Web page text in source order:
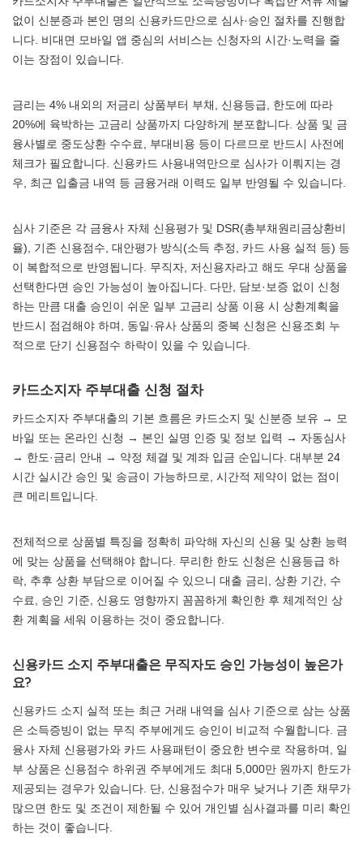
없이 신분증과 본인 명의 신용카드만으로 심사·승인 절차를 진행합
니다. 비대면 모바일 앱 중심의 서비스는 신청자의 시간·노력을 줄
이는 장점이 있습니다.
금리는 4% 내외의 저금리 상품부터 부채, 신용등급, 한도에 따라
20%에 육박하는 고금리 상품까지 다양하게 분포합니다. 상품 및 금
융사별로 중도상환 수수료, 부대비용 등이 다르므로 반드시 사전에
체크가 필요합니다. 신용카드 사용내역만으로 심사가 이뤄지는 경
우, 최근 입출금 내역 등 금융거래 이력도 일부 반영될 수 있습니다.
심사 기준은 각 금융사 자체 신용평가 및 DSR(총부채원리금상환비
율), 기존 신용점수, 대안평가 방식(소득 추정, 카드 사용 실적 등) 등
이 복합적으로 반영됩니다. 무직자, 저신용자라고 해도 우대 상품을
선택한다면 승인 가능성이 높아집니다. 다만, 담보·보증 없이 신청
하는 만큼 대출 승인이 쉬운 일부 고금리 상품 이용 시 상환계획을
반드시 점검해야 하며, 동일·유사 상품의 중복 신청은 신용조회 누
적으로 단기 신용점수 하락이 있을 수 있습니다.
카드소지자 주부대출 신청 절차
카드소지자 주부대출의 기본 흐름은 카드소지 및 신분증 보유 → 모
바일 또는 온라인 신청 → 본인 실명 인증 및 정보 입력 → 자동심사
→ 한도·금리 안내 → 약정 체결 및 계좌 입금 순입니다. 대부분 24
시간 실시간 승인 및 송금이 가능하므로, 시간적 제약이 없는 점이
큰 메리트입니다.
전체적으로 상품별 특징을 정확히 파악해 자신의 신용 및 상환 능력
에 맞는 상품을 선택해야 합니다. 무리한 한도 신청은 신용등급 하
락, 추후 상환 부담으로 이어질 수 있으니 대출 금리, 상환 기간, 수
수료, 승인 기준, 신용도 영향까지 꼼꼼하게 확인한 후 체계적인 상
환 계획을 세워 이용하는 것이 중요합니다.
신용카드 소지 주부대출은 무직자도 승인 가능성이 높은가
요?
신용카드 소지 실적 또는 최근 거래 내역을 심사 기준으로 삼는 상품
은 소득증빙이 없는 무직 주부에게도 승인이 비교적 수월합니다. 금
융사 자체 신용평가와 카드 사용패턴이 중요한 변수로 작용하며, 일
부 상품은 신용점수 하위권 주부에게도 최대 5,000만 원까지 한도가
제공되는 경우가 있습니다. 단, 신용점수가 매우 낮거나 기존 채무가
많으면 한도 및 조건이 제한될 수 있어 개인별 심사결과를 미리 확인
하는 것이 좋습니다.